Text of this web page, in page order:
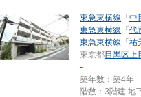
東急東横線 「 中
東急東横線 「 代
東急東横線 「 祐
東京都目黒区上
-
築年数：築4年
階数：3階建 地